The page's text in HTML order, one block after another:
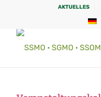
AKTUELLES